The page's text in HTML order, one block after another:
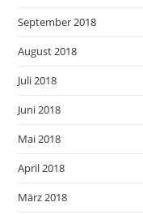
September 2018
August 2018
Juli 2018
Juni 2018
Mai 2018
April 2018
März 2018